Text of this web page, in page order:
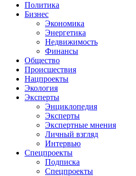
Политика
Бизнес
Экономика
Энергетика
Недвижимость
Финансы
Общество
Происшествия
Нацпроекты
Экология
Эксперты
Энциклопедия
Эксперты
Экспертные мнения
Личный взгляд
Интервью
Спецпроекты
Подписка
Спецпроекты